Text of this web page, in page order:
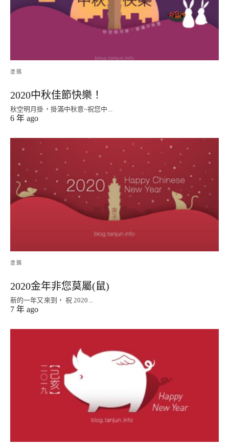
塗鴉
2020中秋佳節快樂！
秋空明月掛，掛滿中秋意~祝您中...
6 年 ago
塗鴉
2020金年非您莫屬(鼠)
新的一年又來到， 祝 2020...
7 年 ago